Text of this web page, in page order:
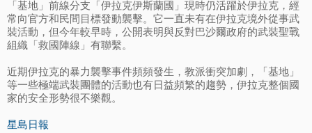
「基地」前線分支「伊拉克伊斯蘭國」現時仍活躍於伊拉克，經
常向官方和民間目標發動襲擊。它一直未有在伊拉克境外從事武
裝活動，但今年較早時，公開表明與反對巴沙爾政府的武裝聖戰
組織「救國陣線」有聯繫。
近期伊拉克的暴力襲擊事件頻頻發生，教派衝突加劇，「基地」
等一些極端武裝團體的活動也有日益頻繁的趨勢，伊拉克整個國
家的安全形勢很不樂觀。
星島日報